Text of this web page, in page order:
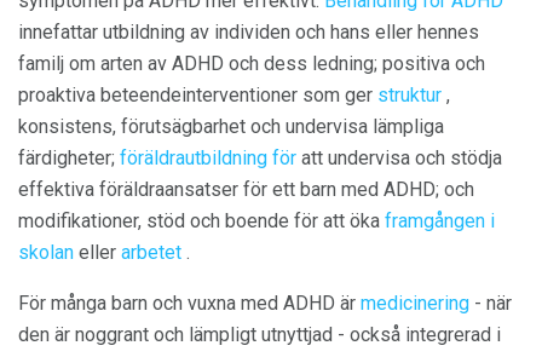
innefattar utbildning av individen och hans eller hennes
familj om arten av ADHD och dess ledning; positiva och
proaktiva beteendeinterventioner som ger struktur ,
konsistens, förutsägbarhet och undervisa lämpliga
färdigheter; föräldrautbildning för att undervisa och stödja
effektiva föräldraansatser för ett barn med ADHD; och
modifikationer, stöd och boende för att öka framgången i
skolan eller arbetet .
För många barn och vuxna med ADHD är medicinering - när
den är noggrant och lämpligt utnyttjad - också integrerad i